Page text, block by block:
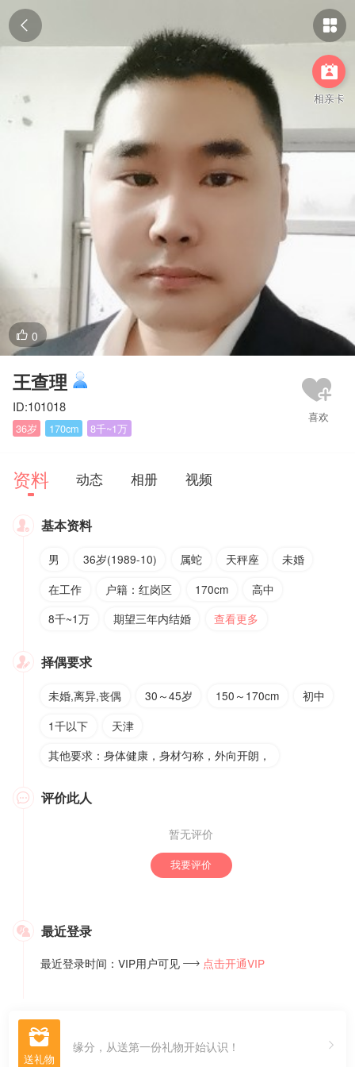
 

相亲卡
 0
王查理
ID:101018
36岁 170cm 8千~1万
资料 动态 相册 视频
 基本资料
男 36岁(1989-10) 属蛇 天秤座
未婚
在工作
户籍：红岗区 170cm
高中
8千~1万
期望三年内结婚 查看更多
 择偶要求
未婚,离异,丧偶 30～45岁 150～170cm
初中
1千以下
天津
其他要求：身体健康，身材匀称，外向开朗，
 评价此人
暂无评价
我要评价
 最近登录
最近登录时间：VIP用户可见  点击开通VIP
 缘分，从送第一份礼物开始认识！